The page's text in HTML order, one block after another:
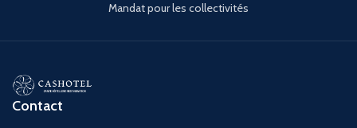
Mandat pour les collectivités
Contact